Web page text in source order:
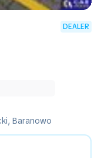
DEALER
Baranowo